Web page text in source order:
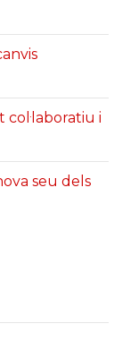
i
seu dels